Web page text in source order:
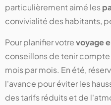
particulièrement aimé les
convivialité des habitants,
Pour planifier votrevoyage
conseillons de tenir
mois par mois. En été,
l'avance pour éviter les
des tarifs réduits et de